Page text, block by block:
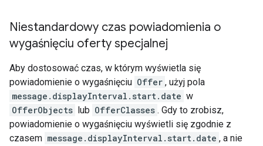
Niestandardowy czas powiadomienia o
wygaśnięciu oferty specjalnej
Aby dostosować czas, w którym wyświetla się
powiadomienie o wygaśnięciu Offer , użyj pola
message.displayInterval.start.date w
OfferObjects lub OfferClasses . Gdy to zrobisz,
powiadomienie o wygaśnięciu wyświetli się zgodnie z
czasem message.displayInterval.start.date , a nie